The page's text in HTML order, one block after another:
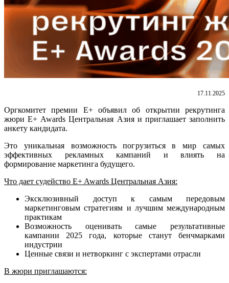
17.11.2025
Оргкомитет премии Е+ объявил об открытии рекрутинга
жюри Е+ Awards Центральная Азия и приглашает заполнить
анкету кандидата.
Это уникальная возможность погрузиться в мир самых
эффективных рекламных кампаний и влиять на
формирование маркетинга будущего.
Что дает судейство E+ Awards Центральная Азия:
Эксклюзивный доступ к самым передовым
маркетинговым стратегиям и лучшим международным
практикам
Возможность оценивать самые результативные
кампании 2025 года, которые станут бенчмарками
индустрии
Ценные связи и нетворкинг с экспертами отрасли
В жюри приглашаются: